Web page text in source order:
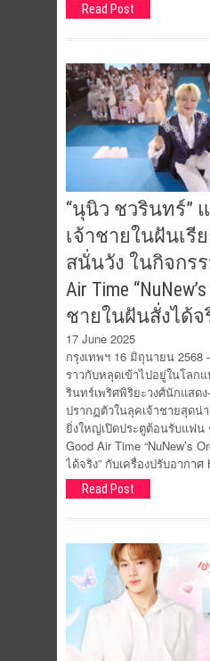
Read Post
“นุนิว ชวรินทร์”
เจ้าชายในฝันเรี
สนั่นวัง ในกิจกรร
Air Time
ชายในฝันสั่งได้จ
17 June 2025
กรุงเทพฯ 16 มิถุนายน 2568
ราวกับหลุดเข้าไปอยู่ในโลก
รินทร์เพริศพิริยะวงศ์นักแสด
ปรากฏตัวในลุคเจ้าชายสุดน่
ยิ่งใหญ่เปิดประตูต้อนรับแฟน
Good Air Time “NuNew’s
ได้จริง” กับเครื่องปรับอากา
Read Post